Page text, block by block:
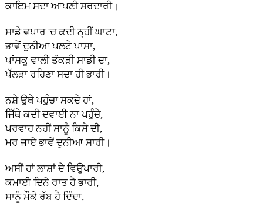
ਕਾਇਮ ਸਦਾ ਆਪਣੀ ਸਰਦਾਰੀ।
ਸਾਡੇ ਵਪਾਰ 'ਚ ਕਦੀ ਨ੍ਹੀਂ ਘਾਟਾ,
ਭਾਵੇਂ ਦੁਨੀਆ ਪਲਟੇ ਪਾਸਾ,
ਪਾਂਸਕੂ ਵਾਲੀ ਤੱਕੜੀ ਸਾਡੀ ਦਾ,
ਪੱਲੜਾ ਰਹਿਣਾ ਸਦਾ ਹੀ ਭਾਰੀ।
ਨਸ਼ੇ ਉਥੇ ਪਹੁੰਚਾ ਸਕਦੇ ਹਾਂ,
ਜਿੱਥੇ ਕਦੀ ਦਵਾਈ ਨਾ ਪਹੁੰਚੇ,
ਪਰਵਾਹ ਨਹੀਂ ਸਾਨੂੰ ਕਿਸੇ ਦੀ,
ਮਰ ਜਾਏ ਭਾਵੇਂ ਦੁਨੀਆ ਸਾਰੀ।
ਅਸੀਂ ਹਾਂ ਲਾਸ਼ਾਂ ਦੇ ਵਿਉਪਾਰੀ,
ਕਮਾਈ ਦਿਨੇ ਰਾਤ ਹੈ ਭਾਰੀ,
ਸਾਨੂੰ ਮੌਕੇ ਰੱਬ ਹੈ ਦਿੰਦਾ,